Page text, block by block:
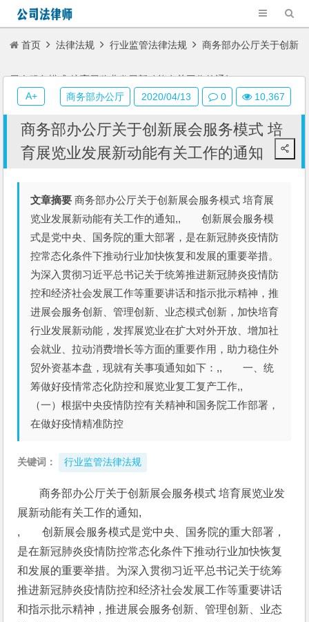
首页 法律法规 行业监管法律法规 商务部办公厅关于创新
展会服务模式 培育展览业发展新动能有关工作的通知
商务部办公厅关于创新展会服务模式 培
育展览业发展新动能有关工作的通知
文章摘要 商务部办公厅关于创新展会服务模式 培育展
览业发展新动能有关工作的通知,, 创新展会服务模
式是党中央、国务院的重大部署，是在新冠肺炎疫情防
控常态化条件下推动行业加快恢复和发展的重要举措。
为深入贯彻习近平总书记关于统筹推进新冠肺炎疫情防
控和经济社会发展工作等重要讲话和指示批示精神，推
进展会服务创新、管理创新、业态模式创新，加快培育
行业发展新动能，发挥展览业在扩大对外开放、增加社
会就业、拉动消费增长等方面的重要作用，助力稳住外
贸外资基本盘，现就有关事项通知如下：,, 一、统
筹做好疫情常态化防控和展览业复工复产工作,,
（一）根据中央疫情防控有关精神和国务院工作部署，
在做好疫情精准防控
关键词： 行业监管法律法规
商务部办公厅关于创新展会服务模式 培育展览业发
展新动能有关工作的通知,
,　　创新展会服务模式是党中央、国务院的重大部署，
是在新冠肺炎疫情防控常态化条件下推动行业加快恢复
和发展的重要举措。为深入贯彻习近平总书记关于统筹
推进新冠肺炎疫情防控和经济社会发展工作等重要讲话
和指示批示精神，推进展会服务创新、管理创新、业态
商务部办公厅 2020/04/13 0 10,367
A+